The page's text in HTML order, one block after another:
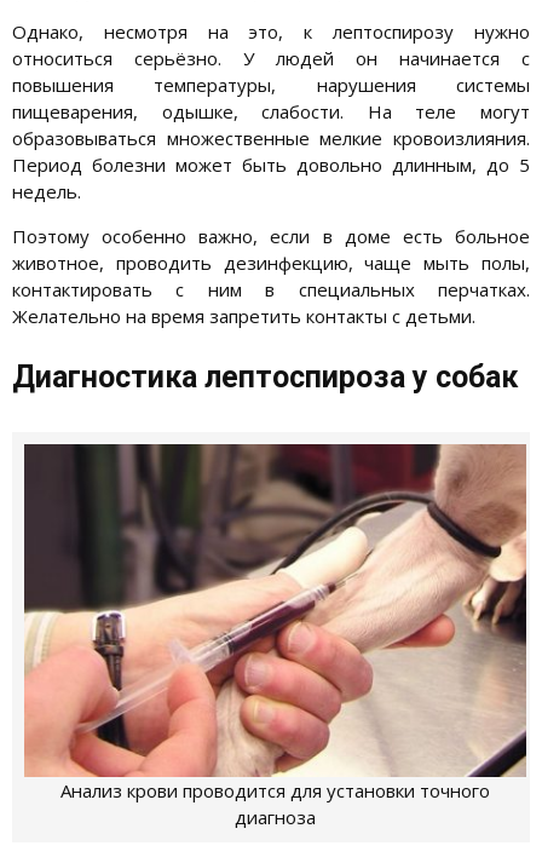
Однако, несмотря на это, к лептоспирозу нужно
относиться серьёзно. У людей он начинается с
повышения температуры, нарушения системы
пищеварения, одышке, слабости. На теле могут
образовываться множественные мелкие кровоизлияния.
Период болезни может быть довольно длинным, до 5
недель.
Поэтому особенно важно, если в доме есть больное
животное, проводить дезинфекцию, чаще мыть полы,
контактировать с ним в специальных перчатках.
Желательно на время запретить контакты с детьми.
Диагностика лептоспироза у собак
Анализ крови проводится для установки точного
диагноза